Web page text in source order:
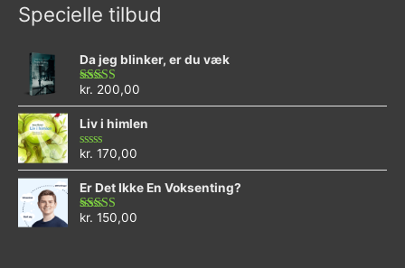
Specielle tilbud
Da jeg blinker, er du væk
Vurderet
4.73ud af 5
kr. 200,00
Liv i himlen
Vurderet
0
ud
af
5
kr. 170,00
Er Det Ikke En Voksenting?
Vurderet
kr. 150,00